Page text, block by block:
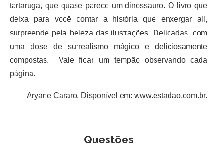
tartaruga, que quase parece um dinossauro. O livro que
deixa para você contar a história que enxergar ali,
surpreende pela beleza das ilustrações. Delicadas, com
uma dose de surrealismo mágico e deliciosamente
compostas. Vale ficar um tempão observando cada
página.
Aryane Cararo. Disponível em: www.estadao.com.br.
Questões